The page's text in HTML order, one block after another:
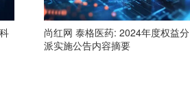
尚红网 泰格医药: 2024年度权益分
派实施公告内容摘要